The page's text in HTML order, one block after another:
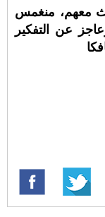
معهم، منغمس
عن التفكير